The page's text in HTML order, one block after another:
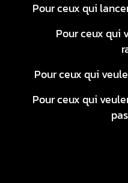
Pour ceux qui
Pour ceux qui
Pour ceux qui
Pour ceux qui